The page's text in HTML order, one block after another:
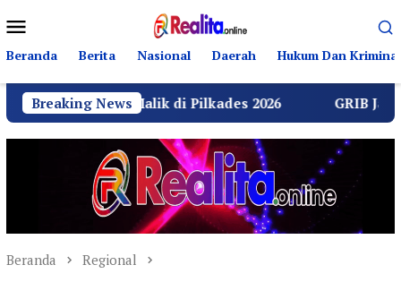
ke
kontenMobile
Beranda Berita Nasional Daerah Hukum Dan Kriminal
Breaking News
Malik di Pilkades 2026 GRIB Jaya Labuhanbatu
Beranda Regional